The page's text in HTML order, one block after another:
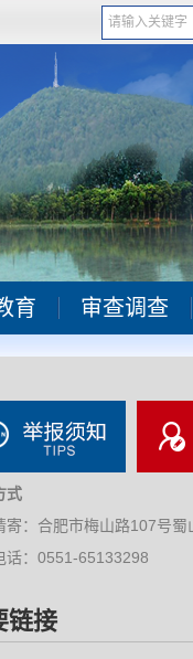
育 审查调查
式
寄：合肥市梅山路107号蜀
话：0551-65133298
链接